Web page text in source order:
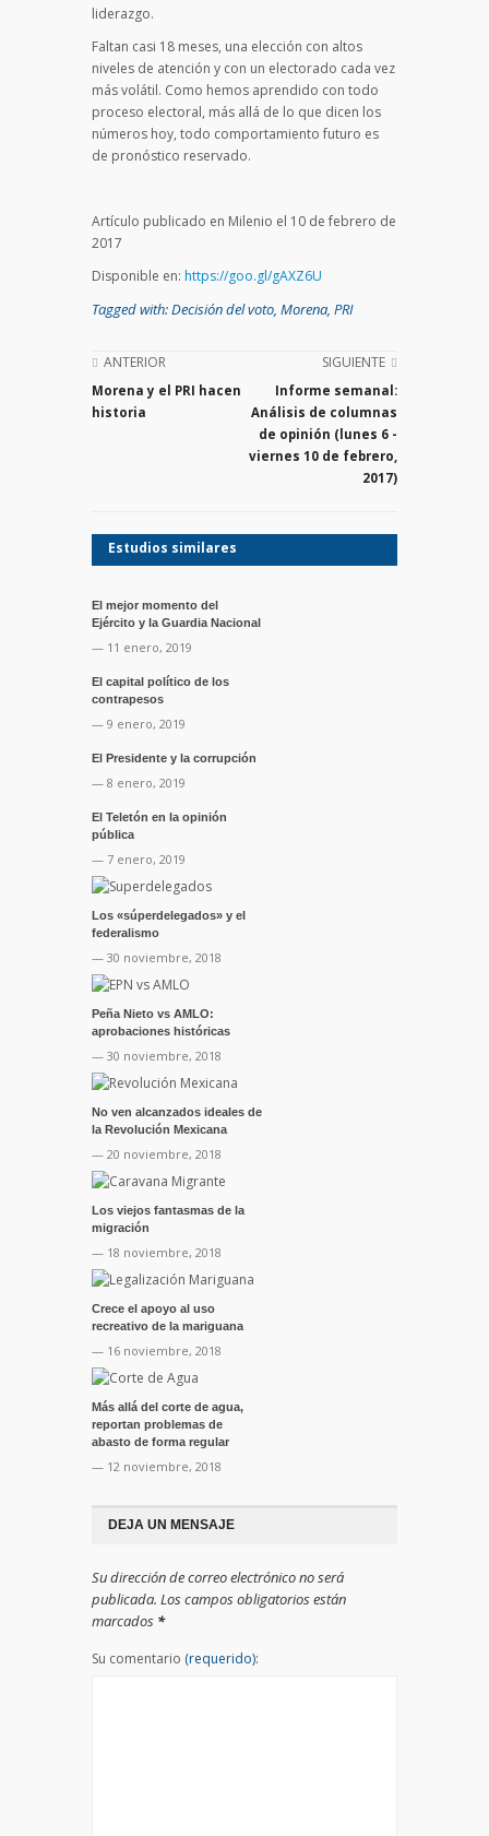
liderazgo.
Faltan casi 18 meses, una elección con altos
niveles de atención y con un electorado cada vez
más volátil. Como hemos aprendido con todo
proceso electoral, más allá de lo que dicen los
números hoy, todo comportamiento futuro es
de pronóstico reservado.
Artículo publicado en Milenio el 10 de febrero de
2017
Disponible en: https://goo.gl/gAXZ6U
Tagged with:Decisión del voto Morena PRI
ANTERIOR
Morena y el PRI hacen
historia
SIGUIENTE
Informe semanal:
Análisis de columnas
de opinión (lunes 6 -
viernes 10 de febrero,
2017)
Estudios similares
El mejor momento del
Ejército y la Guardia Nacional
— 11 enero, 2019
El capital político de los
contrapesos
— 9 enero, 2019
El Presidente y la corrupción
— 8 enero, 2019
El Teletón en la opinión
pública
— 7 enero, 2019
Los «súperdelegados» y el
federalismo
— 30 noviembre, 2018
Peña Nieto vs AMLO:
aprobaciones históricas
— 30 noviembre, 2018
No ven alcanzados ideales de
la Revolución Mexicana
— 20 noviembre, 2018
Los viejos fantasmas de la
migración
— 18 noviembre, 2018
Crece el apoyo al uso
recreativo de la mariguana
— 16 noviembre, 2018
Más allá del corte de agua,
reportan problemas de
abasto de forma regular
— 12 noviembre, 2018
DEJA UN MENSAJE
Su dirección de correo electrónico no será
publicada. Los campos obligatorios están
marcados *
Su comentario (requerido):